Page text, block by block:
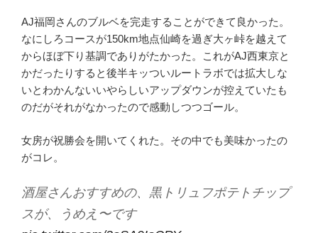
AJ福岡さんのブルベを完走することができて良かった。
なにしろコースが150km地点仙崎を過ぎ大ヶ峠を越えて
からほぼ下り基調でありがたかった。これがAJ西東京と
かだったりすると後半キッついルートラボでは拡大しな
いとわかんないいやらしいアップダウンが控えていたも
のだがそれがなかったので感動しつつゴール。
女房が祝勝会を開いてくれた。その中でも美味かったの
がコレ。
酒屋さんおすすめの、黒トリュフポテトチップ
スが、うめえ〜です